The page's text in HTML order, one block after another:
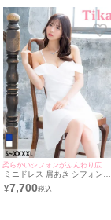
ミニドレス 肩あき シフォン谷
間 バストクロス Aライン ワン
カラー XL XXL 4L 5L 大きい
¥7,700